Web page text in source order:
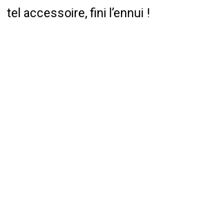
tel accessoire, fini l’ennui !